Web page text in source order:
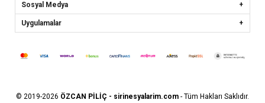
Sosyal Medya
Uygulamalar
© 2019-2026 ÖZCAN PİLİÇ - sirinesyalarim.com - Tüm Hakları Saklıdır.